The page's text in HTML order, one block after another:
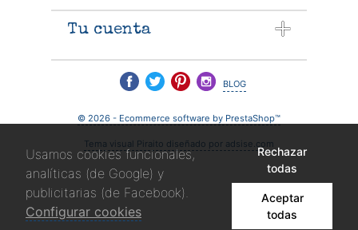
Tu cuenta
blog
© 2026 - Ecommerce software by PrestaShop™
Tema visual Piraito diseñado por adsise.com
Usamos cookies funcionales,
analíticas (de Google) y
publicitarias (de Facebook).
Configurar cookies
Rechazar
todas
Aceptar
todas